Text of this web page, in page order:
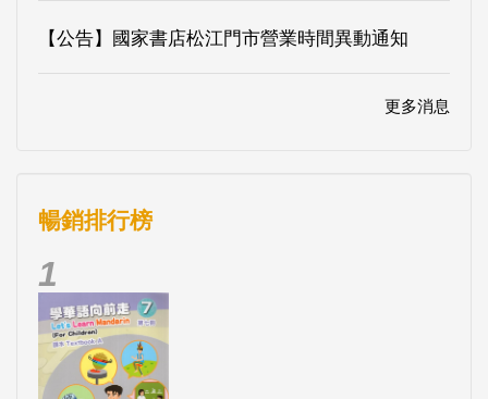
【公告】國家書店松江門市營業時間異動通知
更多消息
暢銷排行榜
1